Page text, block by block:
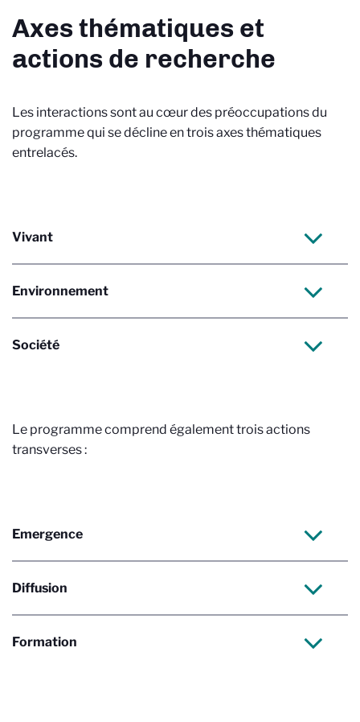
Axes thématiques et
actions de recherche
Les interactions sont au cœur des préoccupations du
programme qui se décline en trois axes thématiques
entrelacés.
Vivant
Environnement
Société
Le programme comprend également trois actions
transverses :
Emergence
Diffusion
Formation